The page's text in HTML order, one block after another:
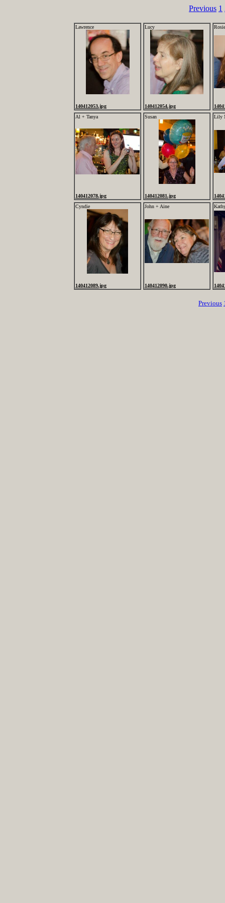
Previous 1
Lawrence
140412053.jpg
Lucy
140412054.jpg
Rosie
Al + Tanya
140412078.jpg
Susan
140412081.jpg
Lily
Cyndie
140412089.jpg
John + Aine
140412090.jpg
Previous